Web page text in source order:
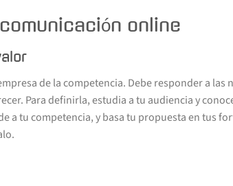
online
de la competencia. Debe responder a las
Para definirla, estudia a tu audiencia y
a tu competencia, y basa tu propuesta en tus